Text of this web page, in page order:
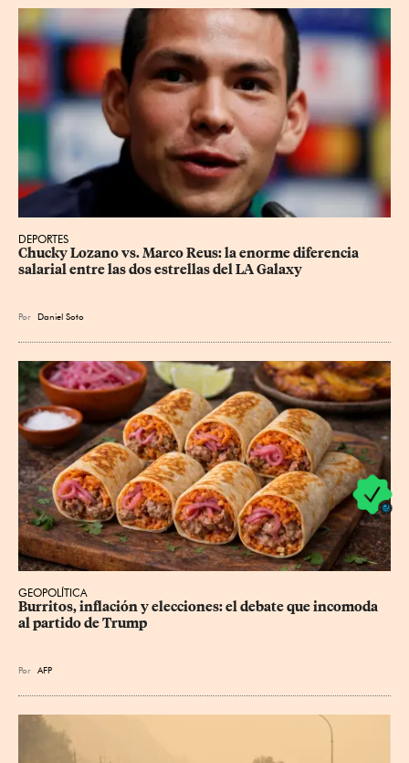
DEPORTES
Chucky Lozano vs. Marco Reus: la enorme diferencia
salarial entre las dos estrellas del LA Galaxy
Por Daniel Soto
GEOPOLÍTICA
Burritos, inflación y elecciones: el debate que incomoda
al partido de Trump
Por AFP